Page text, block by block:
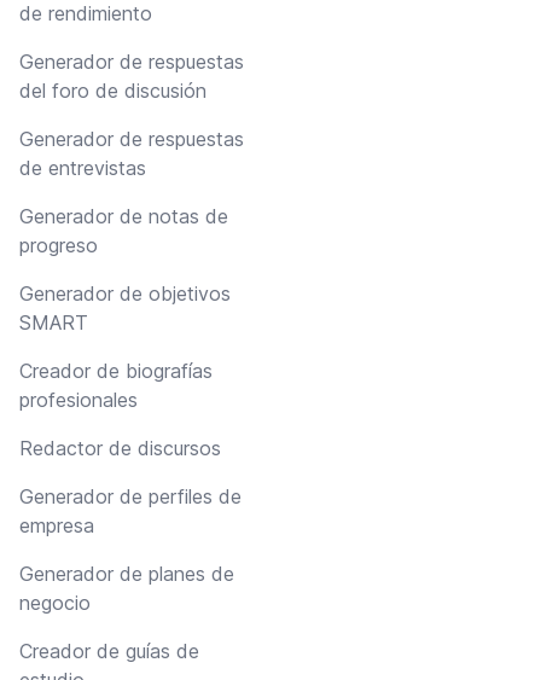
de rendimiento
Generador de respuestas
del foro de discusión
Generador de respuestas
de entrevistas
Generador de notas de
progreso
Generador de objetivos
SMART
Creador de biografías
profesionales
Redactor de discursos
Generador de perfiles de
empresa
Generador de planes de
negocio
Creador de guías de